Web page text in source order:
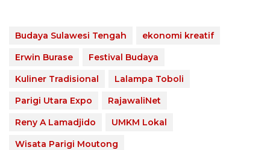
Budaya Sulawesi Tengah
ekonomi kreatif
Erwin Burase
Festival Budaya
Kuliner Tradisional
Lalampa Toboli
Parigi Utara Expo
RajawaliNet
Reny A Lamadjido
UMKM Lokal
Wisata Parigi Moutong